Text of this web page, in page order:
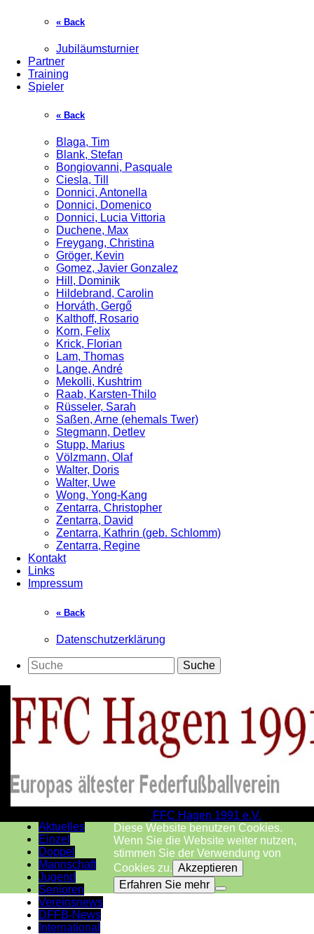
« Back
Jubiläumsturnier
Partner
Training
Spieler
« Back
Blaga, Tim
Blank, Stefan
Bongiovanni, Pasquale
Ciesla, Till
Donnici, Antonella
Donnici, Domenico
Donnici, Lucia Vittoria
Duchene, Max
Freygang, Christina
Gröger, Kevin
Gomez, Javier Gonzalez
Hill, Dominik
Hildebrand, Carolin
Horváth, Gergő
Kalthoff, Rosario
Korn, Felix
Krick, Florian
Lam, Thomas
Lange, André
Mekolli, Kushtrim
Raab, Karsten-Thilo
Rüsseler, Sarah
Saßen, Arne (ehemals Twer)
Stegmann, Detlev
Stupp, Marius
Völzmann, Olaf
Walter, Doris
Walter, Uwe
Wong, Yong-Kang
Zentarra, Christopher
Zentarra, David
Zentarra, Kathrin (geb. Schlomm)
Zentarra, Regine
Kontakt
Links
Impressum
« Back
Datenschutzerklärung
Aktuelles
Einzel
Doppel
Mannschaft
Jugend
Senioren
Vereinsnews
DFFB-News
International
FFC Hagen 1991 e.V.
Diese Website benutzen Cookies.
Wenn Sie die Website weiter nutzen,
stimmen Sie der Verwendung von
Cookies zu. Akzeptieren
Erfahren Sie mehr